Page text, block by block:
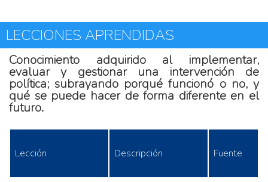
LECCIONES APRENDIDAS
Conocimiento adquirido al implementar,
evaluar y gestionar una intervención de
política; subrayando porqué funcionó o no, y
qué se puede hacer de forma diferente en el
futuro.
Lección Descripción Fuente